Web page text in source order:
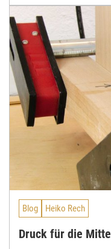
Blog Heiko Rech
Druck für die Mitte